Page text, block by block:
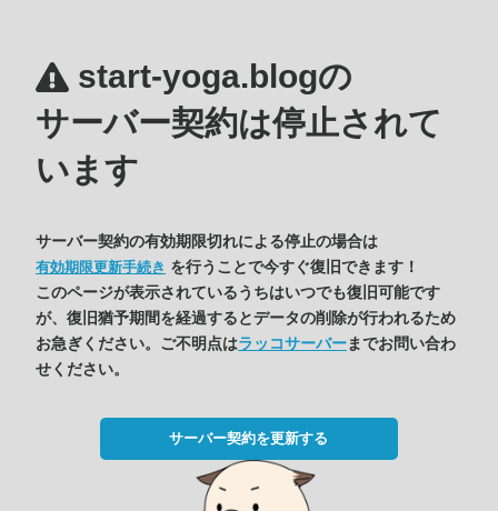
start-yoga.blogの
サーバー契約は停止されて
います
サーバー契約の有効期限切れによる停止の場合は
有効期限更新手続き を行うことで今すぐ復旧できます！
このページが表示されているうちはいつでも復旧可能です
が、復旧猶予期間を経過するとデータの削除が行われるため
お急ぎください。ご不明点はラッコサーバーまでお問い合わ
せください。
サーバー契約を更新する